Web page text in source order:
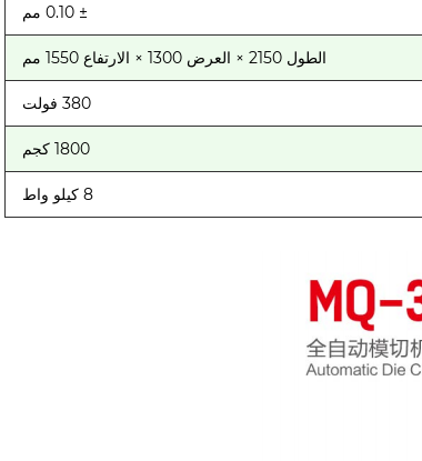
± 0.10 مم
الطول 2150 × العرض 1300 × الارتفاع 1550 مم
380 فولت
1800 كجم
8 كيلو واط